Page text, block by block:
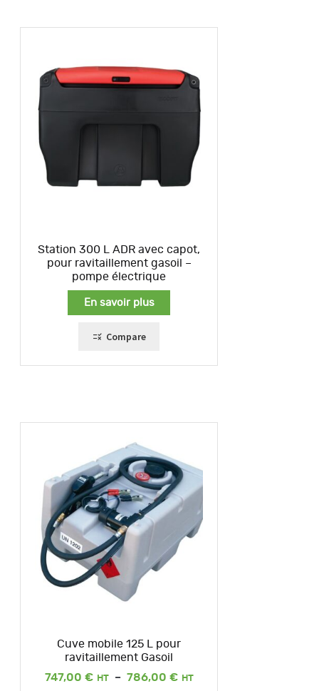
Station 300 L ADR avec capot,
pour ravitaillement gasoil –
pompe électrique
En savoir plus
Compare
Cuve mobile 125 L pour
ravitaillement Gasoil
747,00 € – 786,00 €
Plage